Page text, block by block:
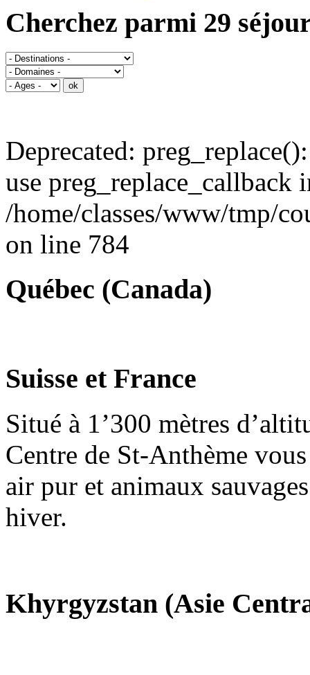
Cherchez parmi 29
Deprecated:
use preg_replace_callback
/home/classes/www/tmp/
on line 784
Québec (Canada)
Suisse et France
Situé à 1’300 mètres
Centre de St-Anthème
air pur et animaux
hiver.
Khyrgyzstan (Asie